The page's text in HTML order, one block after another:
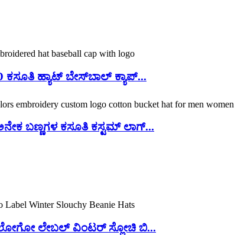
ಹ್ಯಾಟ್ ಬೇಸ್‌ಬಾಲ್ ಕ್ಯಾಪ್...
ಬಣ್ಣಗಳ ಕಸೂತಿ ಕಸ್ಟಮ್ ಲಾಗ್...
ಲೇಬಲ್ ವಿಂಟರ್ ಸ್ಲೋಚಿ ಬಿ...